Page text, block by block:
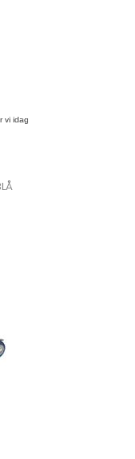
vi idag